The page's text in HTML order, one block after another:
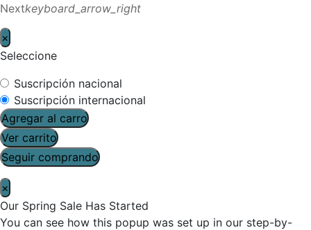
Nextkeyboard_arrow_right
×
Seleccione
Suscripción nacional
Suscripción internacional
Agregar al carro
Ver carrito
Seguir comprando
×
Our Spring Sale Has Started
You can see how this popup was set up in our step-by-